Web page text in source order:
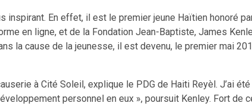
inspirant. En effet, il est le premier jeune Haïtien honoré
en ligne, et de la Fondation Jean-Baptiste, James
la cause de la jeunesse, il est devenu, le premier mai
à Cité Soleil, explique le PDG de Haiti Reyèl. J’ai
personnel en eux », poursuit Kenley. Fort